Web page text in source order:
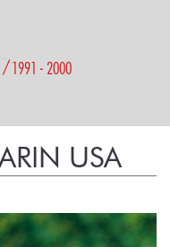
1991 - 2000
USA